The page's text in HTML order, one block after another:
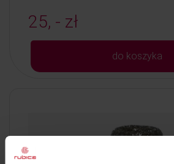
25, - zł
do koszyka